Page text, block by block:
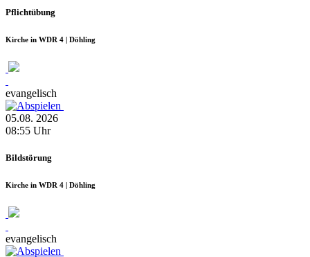
Pflichtübung
Kirche in WDR 4 | Döhling
evangelisch
05.08. 2026
08:55 Uhr
Bildstörung
Kirche in WDR 4 | Döhling
evangelisch